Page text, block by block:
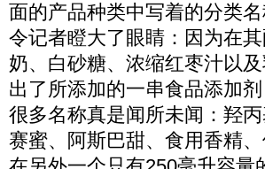
面的产品种类中写着的分类
令记者瞪大了眼睛：因为在
奶、白砂糖、浓缩红枣汁以
出了所添加的一串食品添加
很多名称真是闻所未闻：羟
赛蜜、阿斯巴甜、食用香精